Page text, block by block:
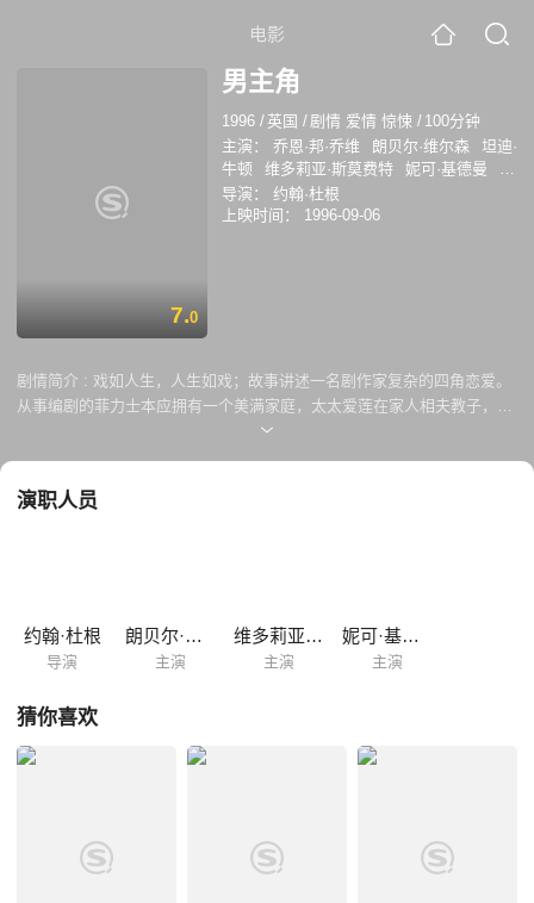
电影
7.0
男主角
1996 / 英国 /剧情 爱情 惊悚 / 100分钟
主演：
乔恩·邦·乔维 朗贝尔·维尔森
坦迪·
牛顿
维多莉亚·斯莫费特 妮可·基德曼
哈
丽特·瓦尔特
Sheridan Morley
Ohlsson
内芙·麦克因托什
导演：
约翰·杜根
上映时间：
1996-09-06
剧情简介 : 戏如人生，人生如戏；故事讲述一名剧作家复杂的四角恋爱。
从事编剧的菲力士本应拥有一个美满家庭，太太爱莲在家人相夫教子，三
个孩子也听教听话。可是男人永远是花心人，他跟年轻貌美的女演员夏莉
这段婚姻。罗宾是菲力士所作的舞台剧男主用角，很多时跟女主角菲力情
演职人员
约翰·杜根
导演
朗贝尔·维尔森
主演
维多莉亚·斯莫费特
主演
妮可·基德曼
主演
猜你喜欢